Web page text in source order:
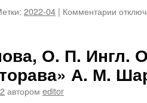
2022-04 | Комментарии к
А.
П.
О. П. Ингл.
А. М.
автором editor